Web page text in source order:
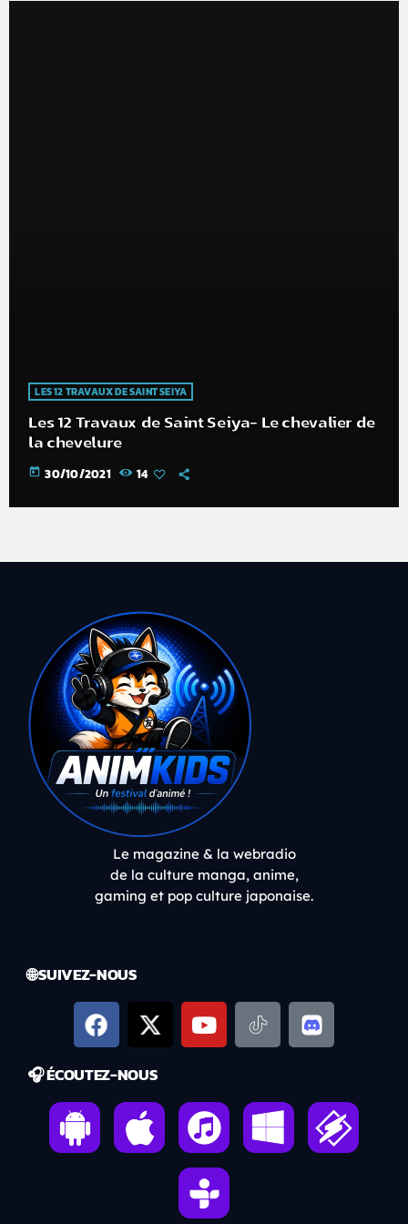
LES 12 TRAVAUX DE SAINT SEIYA
Les 12 Travaux de Saint Seiya- Le chevalier de
la chevelure
today 30/10/2021 14
Le magazine & la webradio
de la culture manga, anime,
gaming et pop culture japonaise.
🌐 SUIVEZ-NOUS
🎧 ÉCOUTEZ-NOUS